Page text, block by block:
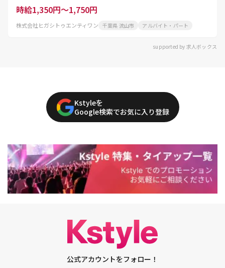
時給1,350円～1,750円
株式会社ヒガシトゥエンティワン 千葉県 流山市 アルバイト・パート
supported by 求人ボックス
Kstyleを
Google検索でお気に入り登録
公式アカウントをフォロー！